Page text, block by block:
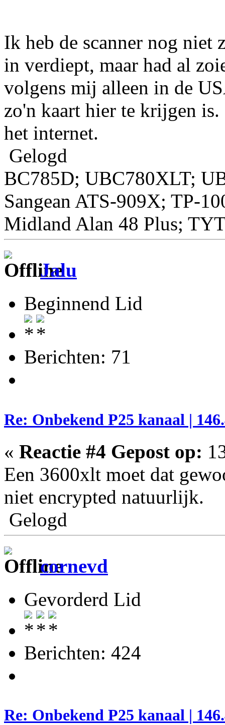
Ik heb de scanner nog niet
in verdiept, maar had al
volgens mij alleen in de
zo'n kaart hier te krijgen is.
het internet.
Gelogd
BC785D; UBC780XLT;
Sangean ATS-909X; TP-
Midland Alan 48 Plus;
Jalu
Beginnend Lid
Berichten: 71
Re: Onbekend P25 kanaal |
« Reactie #4 Gepost op:
Een 3600xlt moet dat
niet encrypted natuurlijk.
Gelogd
cornevd
Gevorderd Lid
Berichten: 424
Re: Onbekend P25 kanaal |